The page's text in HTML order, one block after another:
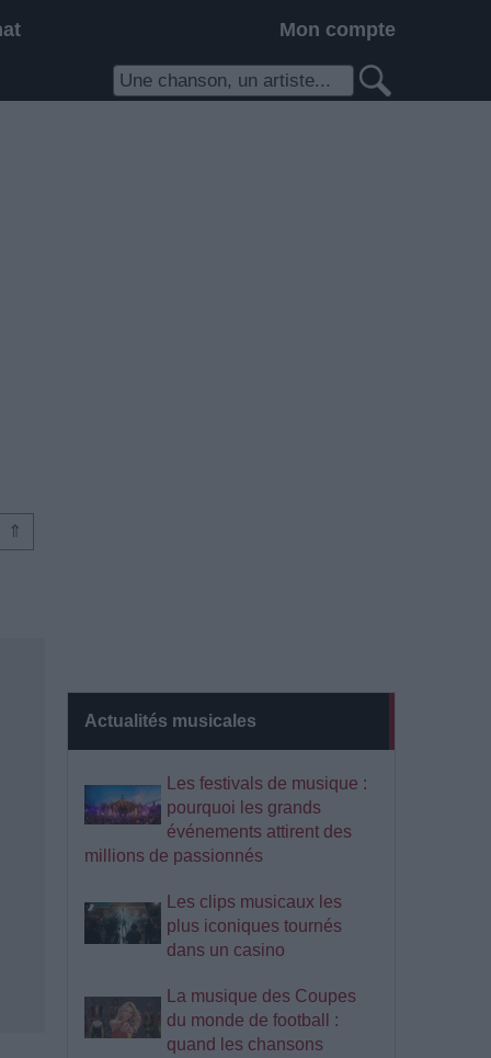
Mon compte
Actualités musicales
Les festivals de musique :
pourquoi les grands
événements attirent des
millions de passionnés
Les clips musicaux les
plus iconiques tournés
dans un casino
La musique des Coupes
du monde de football :
quand les chansons
⇑